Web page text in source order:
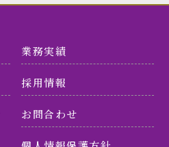
業務実績
採用情報
お問合わせ